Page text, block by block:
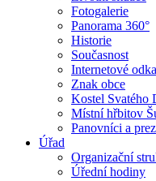
Fotogalerie
Panorama 360°
Historie
Současnost
Internetové
Znak obce
Kostel Svatého
Místní hřbitov
Panovníci a
Úřad
Organizační
Úřední hodiny